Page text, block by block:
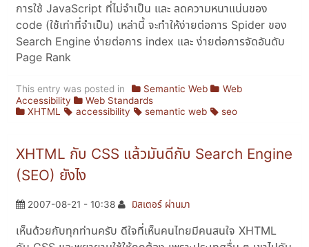
การใช้ JavaScript ที่ไม่จำเป็น และ ลดความหนาแน่นของ
code (ใช้เท่าที่จำเป็น) เหล่านี้ จะทำให้ง่ายต่อการ Spider ของ
Search Engine ง่ายต่อการ index และ ง่ายต่อการจัดอันดับ
Page Rank
This entry was posted in Semantic Web
Web
Accessibility
Web Standards
XHTML
accessibility semantic web seo
XHTML กับ CSS แล้วมันดีกับ Search Engine
(SEO) ยังไง
2007-08-21 - 10:38 มิสเตอร์ ผ่านมา
เห็นด้วยกับทุกท่านครับ ดีใจที่เห็นคนไทยมีคนสนใจ XHTML